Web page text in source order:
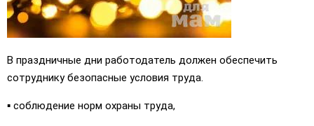
В праздничные дни работодатель должен обеспечить
сотруднику безопасные условия труда.
▪️ соблюдение норм охраны труда,